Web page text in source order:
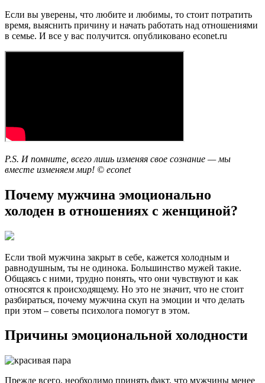
Если вы уверены, что любите и любимы, то стоит потратить
время, выяснить причину и начать работать над отношениями
в семье. И все у вас получится. опубликовано econet.ru
P.S. И помните, всего лишь изменяя свое сознание — мы
вместе изменяем мир! © econet
Почему мужчина эмоционально
холоден в отношениях с женщиной?
Если твой мужчина закрыт в себе, кажется холодным и
равнодушным, ты не одинока. Большинство мужей такие.
Общаясь с ними, трудно понять, что они чувствуют и как
относятся к происходящему. Но это не значит, что не стоит
разбираться, почему мужчина скуп на эмоции и что делать
при этом – советы психолога помогут в этом.
Причины эмоциональной холодности
Прежде всего, необходимо принять факт, что мужчины менее